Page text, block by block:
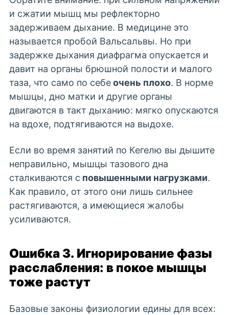
и сжатии мышц мы рефлекторно
задерживаем дыхание. В медицине это
называется пробой Вальсальвы. Но при
задержке дыхания диафрагма опускается и
давит на органы брюшной полости и малого
таза, что само по себеочень плохо. В норме
мышцы, дно матки и другие органы
двигаются в такт дыханию: мягко опускаются
на вдохе, подтягиваются на выдохе.
Если во время занятий по Кегелю вы дышите
неправильно, мышцы тазового дна
сталкиваются с повышенными нагрузками.
Как правило, от этого они лишь сильнее
растягиваются, а имеющиеся жалобы
усиливаются.
Ошибка 3. Игнорирование фазы
расслабления: в покое мышцы
тоже растут
Базовые законы физиологии едины для всех: